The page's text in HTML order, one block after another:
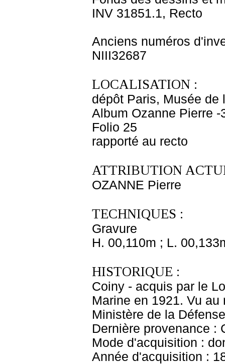
INV 31851.1, Recto
Anciens numéros
NIII32687
LOCALISATION :
dépôt Paris, Musée de
Album Ozanne Pierre -
Folio 25
rapporté au recto
ATTRIBUTION
OZANNE Pierre
TECHNIQUES :
Gravure
H. 00,110m ; L.
HISTORIQUE :
Coiny - acquis par le
Marine en 1921. Vu
Ministère de la
Dernière provenance :
Mode d'acquisition :
Année d'acquisition :